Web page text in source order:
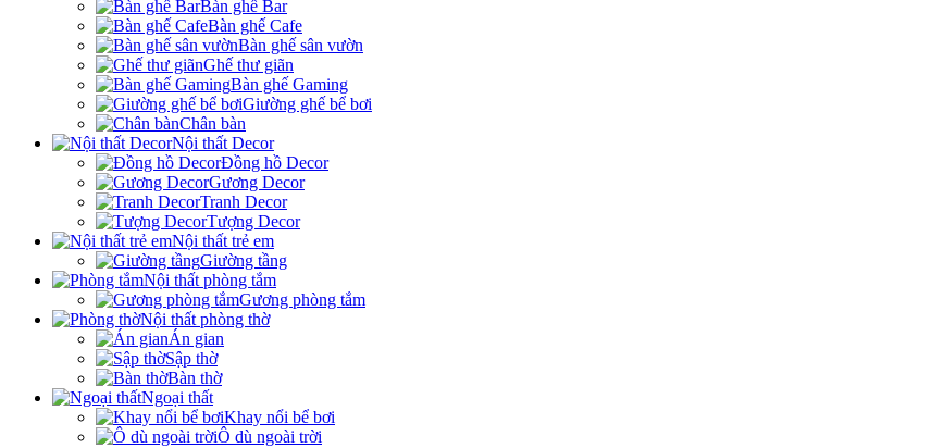
Bàn ghế Bar
Bàn ghế Cafe
Bàn ghế sân vườn
Ghế thư giãn
Bàn ghế Gaming
Giường ghế bể bơi
Chân bàn
Nội thất Decor
Đồng hồ Decor
Gương Decor
Tranh Decor
Tượng Decor
Nội thất trẻ em
Giường tầng
Nội thất phòng tắm
Gương phòng tắm
Nội thất phòng thờ
Án gian
Sập thờ
Bàn thờ
Ngoại thất
Khay nổi bể bơi
Ô dù ngoài trời